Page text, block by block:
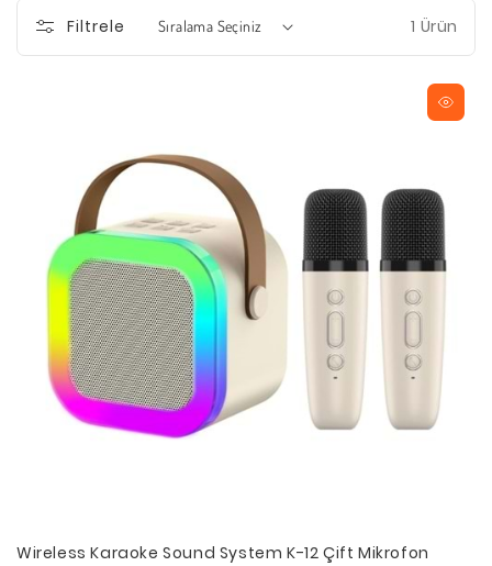
Filtrele 1 Ürün
Wireless Karaoke Sound System K-12 Çift Mikrofon